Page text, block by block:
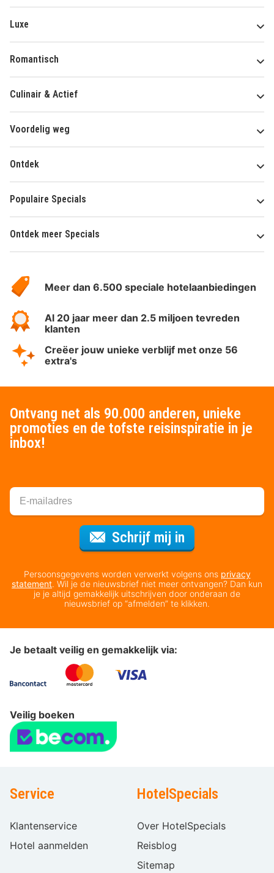
Luxe
Romantisch
Culinair & Actief
Voordelig weg
Ontdek
Populaire Specials
Ontdek meer Specials
HotelSpecials
Meer dan 6.500 speciale hotelaanbiedingen
Al 20 jaar meer dan 2.5 miljoen tevreden
klanten
Creëer jouw unieke verblijf met onze 56
extra's
Ontvang net als 90.000 anderen, unieke
promoties en de tofste reisinspiratie in je
inbox!
Schrijf mij in
Persoonsgegevens worden verwerkt volgens ons privacy
statement. Wil je de nieuwsbrief niet meer ontvangen? Dan kun
je je altijd gemakkelijk uitschrijven door onderaan de
nieuwsbrief op “afmelden” te klikken.
Je betaalt veilig en gemakkelijk via:
Veilig boeken
Service
Klantenservice
Hotel aanmelden
HotelSpecials
Over HotelSpecials
Reisblog
Sitemap